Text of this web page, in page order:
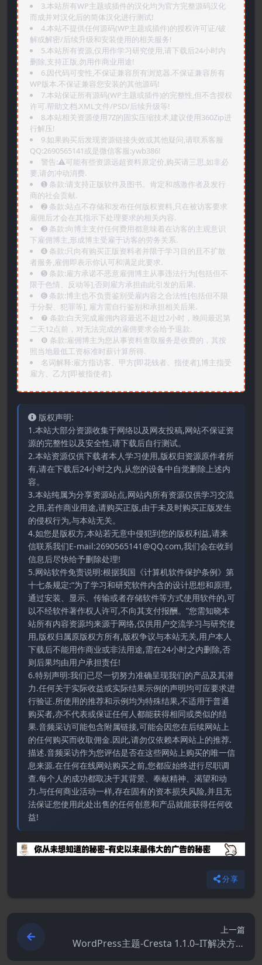
3.本站所有WP主题或插件的汉化均为官方完整源码汉化
而成并对汉化后的简体汉化进行测试!
4.本站不提供任何源码(WP主题或插件)的授权许可证/破
解或解密/后续升级和安装使用的相关服务!
5.本站所有资源,仅用作学习研究使用,请下载后24小时内
删除,支持正版,勿用作商业用途!
6.因代码可变性,不保证兼容所有浏览器.不保证兼容所有
WP版本.不保证兼容您安装的其他源码!
7.本站保证所有源码(WP主题或插件)的完整性,但不含授权
许可.帮助文档.XML文件/PSD/后续升级等!
8.本站相关资源使用7Z的固实压缩技术,建议使用360Zip进
行解压!
9.如果购买后发现资源链接失效或其他疑问,请联系客服
QQ:2690565141或是微信客服:ywb386!
警告:⚠️可能有些资源远超资料原定价,购买请三思,如非必
要,请勿冲动消费.
➊️ 条款:请支持正版软件及图书。肯定和感激作者及发行
商的社会贡献.
➋️ 条款:站点不存储和发布任何版权资料,只在被访客要求
雇佣后才会在其指示下处理要求的相关内容.
➌️ 条款:向博主支付任何费用都意味着在访客的主观意识
下雇佣博主,形成博主受雇于访客的劳务关系.
➍️ 条款:只向有购买正版资料者并限于学习目的且不扩散
者服务,雇佣即表示你认可和满足此要求.
➎ 条款:雇方承诺不恶意雇佣博主从事违法行为[包括但不
限于色情、反动等],否则雇方承担由此引发的后果.
➏️ 条款:博主也不负责鉴别受雇内容之合法性[包括但不限
于分裂、犯罪等], 雇方需自行鉴别和承担相关后果.
❼ 条款:白天完成雇佣内容最迟不超过2小时，晚间最迟第
二天12点前，对无法完成的雇佣要求会给予退款.
❽ 条款:雇佣博主为您从事资料查取服务是收费的，其按
照当地最低工资标准时薪计算所得.
名词解释:雇方指访客、甲方[即花钱者、指使者],博主指受
雇方、乙方[即被指使者].
版权声明:
1.本站大部分资源收集于网络以及网友投稿,网站不保证资
源的完整性以及安全性,请下载后自行测试。
2.本站资源仅供下载者本人学习使用,版权归资源原作者所
有,请在下载后24小时之内,从您的设备中自觉删除上述内
容。
3.本站纯属为分享资源站点,网站内所有资源仅供学习交流
之用,若作商业用途,请购买正版,由于未及时购买正版发生
的侵权行为,与本站无关。
4.如您是版权方,本站若无意中侵犯到您的版权利益,请来
信联系我们E-mail:2690565141@QQ.com,我们会在收到
信息后尽快给予删除处理!
5.网站软件免责说明:根据我国《计算机软件保护条例》第
十七条规定:“为了学习和研究软件内含的设计思想和原理,
通过安装、显示、传输或者存储软件等方式使用软件的,可
以不经软件著作权人许可,不向其支付报酬。”您需知晓本
站所有内容资源均来源于网络,仅供用户交流学习与研究使
用,版权归属原版权方所有,版权争议与本站无关,用户本人
下载后不能用作商业或非法用途,需在24小时之内删除,否
则后果均由用户承担责任!
6.特别声明:我们已尽一切努力准确呈现我们的产品及其潜
力.任何关于实际收益或实际结果示例的声明均可应要求进
行验证.所使用的推荐和示例均为特殊结果,不适用于普通
购买者,亦不代表或保证任何人都能获得相同或类似的结
果.音频采访可能包含附属链接,可能会因您在后续网站上
的任何购买而收取佣金.因此,请勿仅依赖本网站上的推荐.
描述.音频采访作为您评估是否在这些网站上购买的唯一信
息来源.在任何在线网站购买之前,您都应始终进行尽职调
查.每个人的成功都取决于其背景、奉献精神、渴望和动
力.与任何商业活动一样,存在固有的资本损失风险,并且无
法保证您使用此处出售的任何创意和产品就能获得任何收
益!
分享
上一篇
WordPress主题-Cresta 1.1.0–IT解决方案
和技术WordPress主题